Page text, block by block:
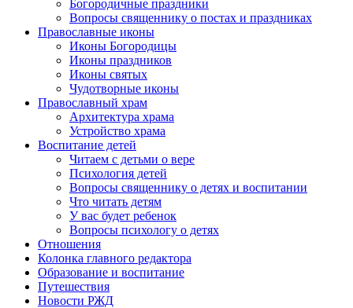
Богородичные праздники
Вопросы священнику о постах и праздниках
Православные иконы
Иконы Богородицы
Иконы праздников
Иконы святых
Чудотворные иконы
Православный храм
Архитектура храма
Устройство храма
Воспитание детей
Читаем с детьми о вере
Психология детей
Вопросы священнику о детях и воспитании
Что читать детям
У вас будет ребенок
Вопросы психологу о детях
Отношения
Колонка главного редактора
Образование и воспитание
Путешествия
Новости РЖД